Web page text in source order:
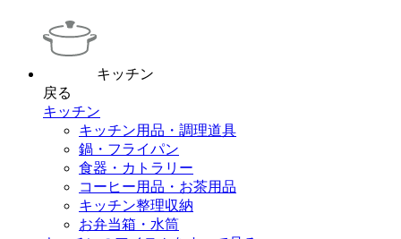
キッチン
戻る
キッチン
キッチン用品・調理道具
鍋・フライパン
食器・カトラリー
コーヒー用品・お茶用品
キッチン整理収納
お弁当箱・水筒